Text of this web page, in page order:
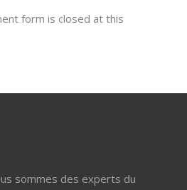
form is closed at this
sommes des experts du